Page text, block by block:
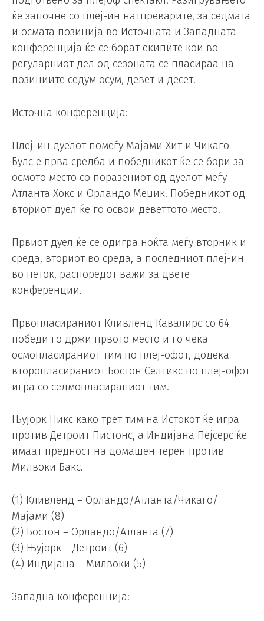
ќе започне со плеј-ин натпреварите, за седмата
и осмата позиција во Источната и Западната
конференција ќе се борат екипите кои во
регуларниот дел од сезоната се пласираа на
позициите седум осум, девет и десет.
Источна конференција:
Плеј-ин дуелот помеѓу Мајами Хит и Чикаго
Булс е прва средба и победникот ќе се бори за
осмото место со поразениот од дуелот меѓу
Атланта Хокс и Орландо Меџик. Победникот од
вториот дуел ќе го освои деветтото место.
Првиот дуел ќе се одигра ноќта меѓу вторник и
среда, вториот во среда, а последниот плеј-ин
во петок, распоредот важи за двете
конференции.
Првопласираниот Кливленд Кавалирс со 64
победи го држи првото место и го чека
осмопласираниот тим по плеј-офот, додека
второпласираниот Бостон Селтикс по плеј-офот
игра со седмопласираниот тим.
Њујорк Никс како трет тим на Истокот ќе игра
против Детроит Пистонс, а Индијана Пејсерс ќе
имаат предност на домашен терен против
Милвоки Бакс.
(1) Кливленд – Орландо/Атланта/Чикаго/
Мајами (8)
(2) Бостон – Орландо/Атланта (7)
(3) Њујорк – Детроит (6)
(4) Индијана – Милвоки (5)
Западна конференција: